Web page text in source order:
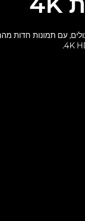
עם תמונות חדות